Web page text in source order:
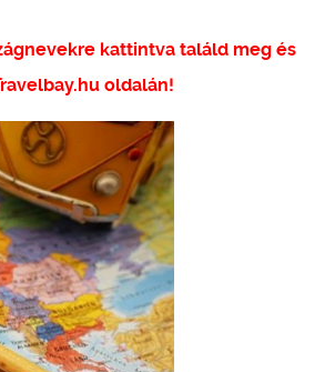
kattintva találd meg és
oldalán!